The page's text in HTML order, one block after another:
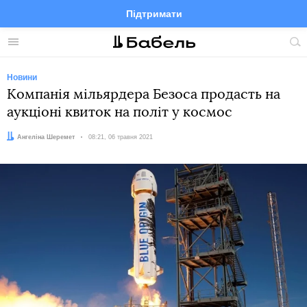
Меню
Підтримати
FacebookTelegramTwitter
Новини
Компанія мільярдера Безоса продасть на
аукціоні квиток на політ у космос
Автор:
Ангеліна Шеремет Дата:
08:21, 06 травня 2021